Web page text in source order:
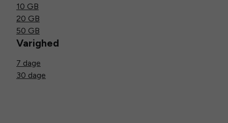
10 GB
20 GB
50 GB
Varighed
7 dage
30 dage